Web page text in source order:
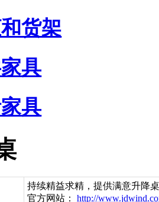
货架
具
具
持续精益求精，提供满意升降
官方网站： http://